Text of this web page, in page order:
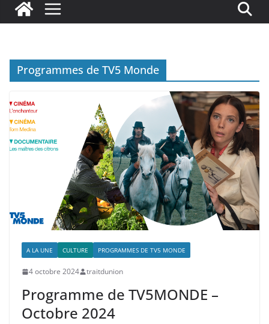
Programmes de TV5 Monde
A LA UNE CULTURE PROGRAMMES DE TV5 MONDE
4 octobre 2024 traitdunion
Programme de TV5MONDE –
Octobre 2024